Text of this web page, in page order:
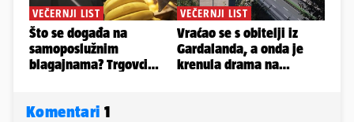
Komentari 1